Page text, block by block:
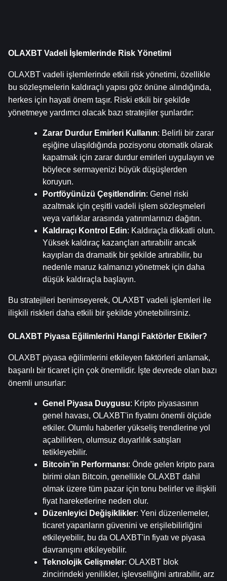
OLAXBT Vadeli İşlemlerinde Risk Yönetimi
OLAXBT vadeli işlemlerinde etkili risk yönetimi, özellikle
bu sözleşmelerin kaldıraçlı yapısı göz önüne alındığında,
herkes için hayati önem taşır. Riski etkili bir şekilde
yönetmeye yardımcı olacak bazı stratejiler şunlardır:
Zarar Durdur Emirleri Kullanın: Belirli bir zarar
eşiğine ulaşıldığında pozisyonu otomatik olarak
kapatmak için zarar durdur emirleri uygulayın ve
böylece sermayenizi büyük düşüşlerden
koruyun.
Portföyünüzü Çeşitlendirin: Genel riski
azaltmak için çeşitli vadeli işlem sözleşmeleri
veya varlıklar arasında yatırımlarınızı dağıtın.
Kaldıraçı Kontrol Edin: Kaldıraçla dikkatli olun.
Yüksek kaldıraç kazançları artırabilir ancak
kayıpları da dramatik bir şekilde artırabilir, bu
nedenle maruz kalmanızı yönetmek için daha
düşük kaldıraçla başlayın.
Bu stratejileri benimseyerek, OLAXBT vadeli işlemleri ile
ilişkili riskleri daha etkili bir şekilde yönetebilirsiniz.
OLAXBT Piyasa Eğilimlerini Hangi Faktörler Etkiler?
OLAXBT piyasa eğilimlerini etkileyen faktörleri anlamak,
başarılı bir ticaret için çok önemlidir. İşte devrede olan bazı
önemli unsurlar:
Genel Piyasa Duygusu: Kripto piyasasının
genel havası, OLAXBT'in fiyatını önemli ölçüde
etkiler. Olumlu haberler yükseliş trendlerine yol
açabilirken, olumsuz duyarlılık satışları
tetikleyebilir.
Bitcoin’in Performansı: Önde gelen kripto para
birimi olan Bitcoin, genellikle OLAXBT dahil
olmak üzere tüm pazar için tonu belirler ve ilişkili
fiyat hareketlerine neden olur.
Düzenleyici Değişiklikler: Yeni düzenlemeler,
ticaret yapanların güvenini ve erişilebilirliğini
etkileyebilir, bu da OLAXBT'in fiyatı ve piyasa
davranışını etkileyebilir.
Teknolojik Gelişmeler: OLAXBT blok
zincirindeki yenilikler, işlevselliğini artırabilir, arz